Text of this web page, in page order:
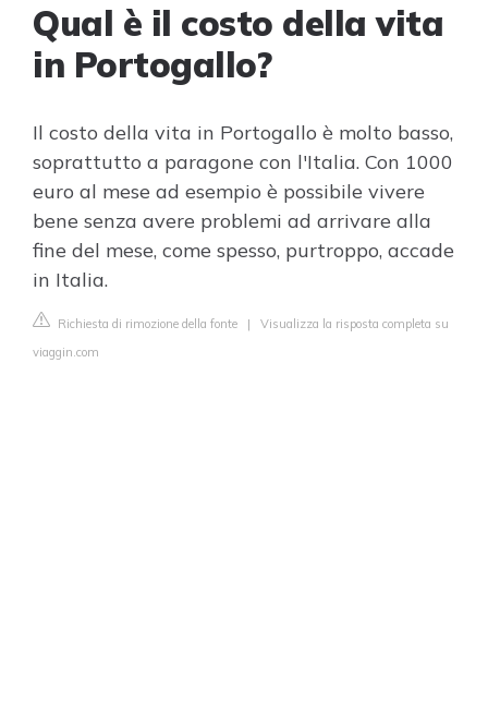
Qual è il costo della vita
in Portogallo?
Il costo della vita in Portogallo è molto basso,
soprattutto a paragone con l'Italia. Con 1000
euro al mese ad esempio è possibile vivere
bene senza avere problemi ad arrivare alla
fine del mese, come spesso, purtroppo, accade
in Italia.
Richiesta di rimozione della fonte | Visualizza la risposta completa su
viaggin.com